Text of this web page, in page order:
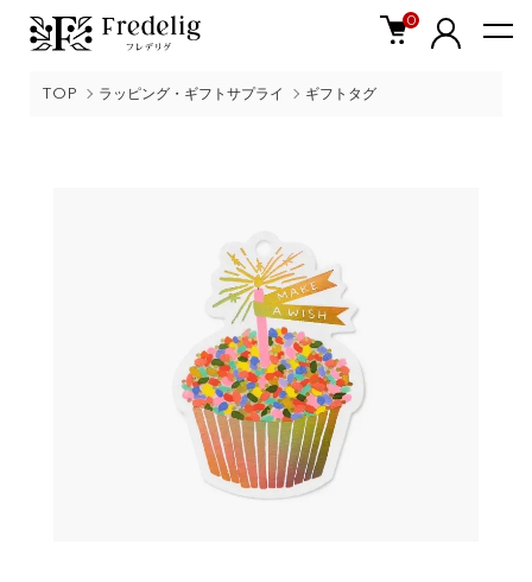
0
TOP ラッピング・ギフトサプライ ギフトタグ